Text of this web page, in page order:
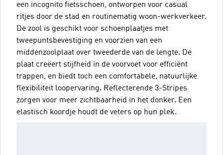
een incognito fietsschoen, ontworpen voor casual
ritjes door de stad en routinematig woon-werkverkeer.
De zool is geschikt voor schoenplaatjes met
tweepuntsbevestiging en voorzien van een
middenzoolplaat over tweederde van de lengte. De
plaat creëert stijfheid in de voorvoet voor efficiënt
trappen, en biedt toch een comfortabele, natuurlijke
flexibiliteit loopervaring. Reflecterende 3-Stripes
zorgen voor meer zichtbaarheid in het donker. Een
elastisch koordje houdt de veters op hun plek.